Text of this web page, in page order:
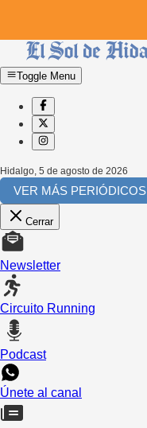
Toggle Menu
Hidalgo, 5 de agosto de 2026
VER MÁS PERIÓDICOS
Cerrar
Newsletter
Circuito Running
Podcast
Únete al canal